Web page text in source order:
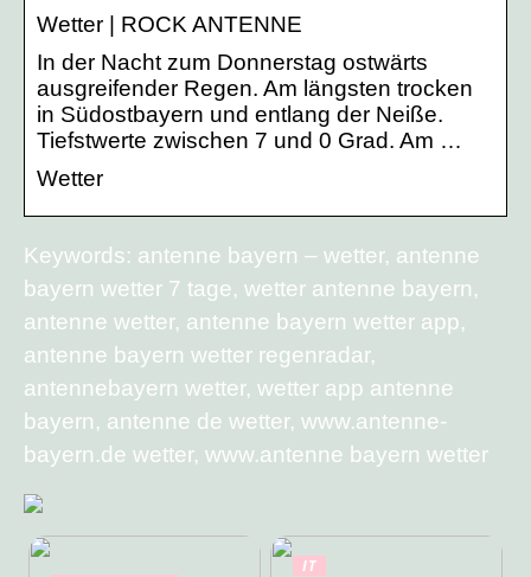
Wetter | ROCK ANTENNE
In der Nacht zum Donnerstag ostwärts
ausgreifender Regen. Am längsten trocken
in Südostbayern und entlang der Neiße.
Tiefstwerte zwischen 7 und 0 Grad. Am …
Wetter
Keywords: antenne bayern – wetter, antenne
bayern wetter 7 tage, wetter antenne bayern,
antenne wetter, antenne bayern wetter app,
antenne bayern wetter regenradar,
antennebayern wetter, wetter app antenne
bayern, antenne de wetter, www.antenne-
bayern.de wetter, www.antenne bayern wetter
IT